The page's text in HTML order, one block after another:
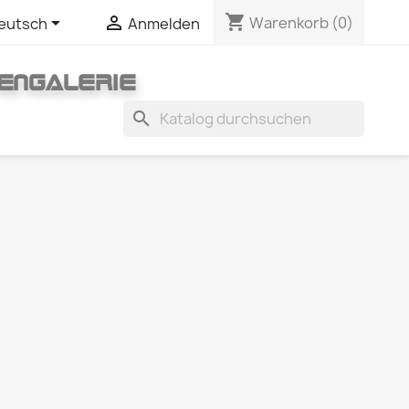
  Anmelden shopping_cart Warenkorb (0)
search